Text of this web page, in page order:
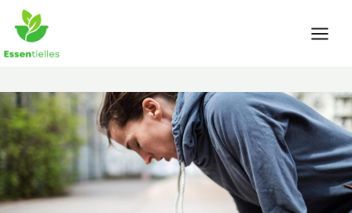
Skip
content